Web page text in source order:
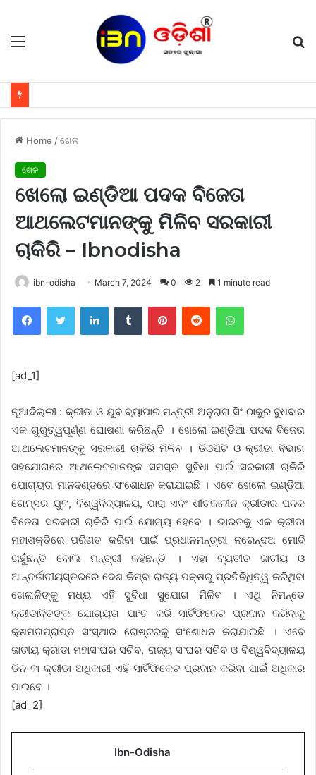
Menu
Home /ଖେଳ
ଖେଳ
ଖେଲୋ ଇଣ୍ଡିଆ ପଦକ ବିଜେତା
ଆଥଲେଟମାନଙ୍କୁ ମିଳିବ ସରକାରୀ
ଚାକିରି – Ibnodisha
ibn-odisha March 7, 2024 0 2 1 minute read
FacebookTwitter LinkedInTumblr PinterestReddit WhatsApp
[ad_1]
ନୂଆଦିଲ୍ଲୀ : କ୍ରୀଡା ଓ ଯୁବ ବ୍ୟାପାର ମନ୍ତ୍ରୀ ଅନୁରାଗ ସିଂ ଠାକୁର ବୁଧବାର
ଏକ ଗୁରୁତ୍ୱପୂର୍ଣ୍ଣ ଘୋଷଣା କରିଛନ୍ତି । ଖେଲୋ ଇଣ୍ଡିଆ ପଦକ ବିଜେତା
ଆଥଲେଟମାନଙ୍କୁ ସରକାରୀ ଚାକିରି ମିଳିବ । ଡିଓପିଟି ଓ କ୍ରୀଡା ବିଭାଗ
ସହଯୋଗରେ ଆଥଲେଟମାନଙ୍କ ସମସ୍ତ ସୁବିଧା ପାଇଁ ସରକାରୀ ଚାକିରି
ଯୋଗ୍ୟତା ମାନଦଣ୍ଡରେ ସଂଶୋଧନ କରାଯାଇଛି । ଏବେ ଖେଲୋ ଇଣ୍ଡିଆ
ଗେମ୍ସର ଯୁବ, ବିଶ୍ୱବିଦ୍ୟାଳୟ, ପାରା ଏବଂ ଶୀତକାଳୀନ କ୍ରୀଡାର ପଦକ
ବିଜେତା ସରକାରୀ ଚାକିରି ପାଇଁ ଯୋଗ୍ୟ ହେବେ । ଭାରତକୁ ଏକ କ୍ରୀଡା
ମହାଶକ୍ତିରେ ପରିଣତ କରିବା ପାଇଁ ପ୍ରଧାନମନ୍ତ୍ରୀ ନରେନ୍ଦଅ ମୋଦି
ଚାହୁଁଛନ୍ତି ବୋଲି ମନ୍ତ୍ରୀ କହିଛନ୍ତି । ଏହା ବ୍ୟତୀତ ଜାତୀୟ ଓ
ଆନ୍ତର୍ଜାତୀୟସ୍ତରରେ ଦେଶ କିମ୍ବା ରାଜ୍ୟ ପକ୍ଷରୁ ପ୍ରତିନିଧିତ୍ୱ କରିଥିବା
ଖେଳାଳିଙ୍କୁ ମଧ୍ୟ ଏହି ସୁବିଧା ସୁଯୋଗ ମିଳିବ । ଏଥି ନିମନ୍ତେ
କ୍ରୀଡାବିତଙ୍କ ଯୋଗ୍ୟତା ଯାଂଚ କରି ସାର୍ଟିଫିକେଟ ପ୍ରଦାନ କରିବାକୁ
କ୍ଷମତାପ୍ରାପ୍ତ ସଂସ୍ଥାର ରୋଷ୍ଟରକୁ ସଂଶୋଧନ କରାଯାଇଛି । ଏବେ
ଜାତୀୟ କ୍ରୀଡା ମହାସଂଘର ସଚିବ, ରାଜ୍ୟ ସଂଘର ସଚିବ ଓ ବିଶ୍ୱବିଦ୍ୟାଳୟ
ଡିନ ବା କ୍ରୀଡା ଅଧିକାରୀ ଏହି ସାର୍ଟିଫିକେଟ ପ୍ରଦାନ କରିବା ପାଇଁ ଅଧିକାର
ପାଇବେ ।
[ad_2]
Ibn-Odisha